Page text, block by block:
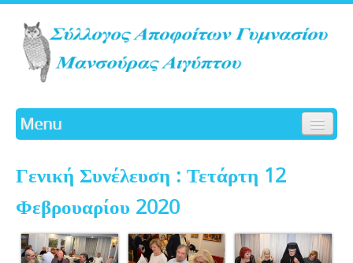
Menu
ΙΣΤΟΡΙΚΟ
ΓΛΑΥΚΑ
ΔΡΑΣΤΗΡΙΟΤΗΤΕΣ
ΔΙΟΙΚΗΤΙΚΟ ΣΥΜΒΟΥΛΙΟ
Γενική Συνέλευση : Τετάρτη 12
Φεβρουαρίου 2020